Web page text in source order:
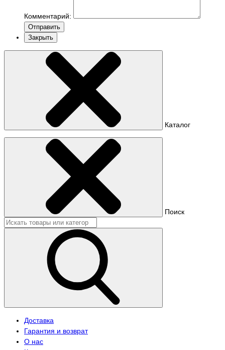
Комментарий:
Отправить
Закрыть
Каталог
Поиск
Доставка
Гарантия и возврат
О нас